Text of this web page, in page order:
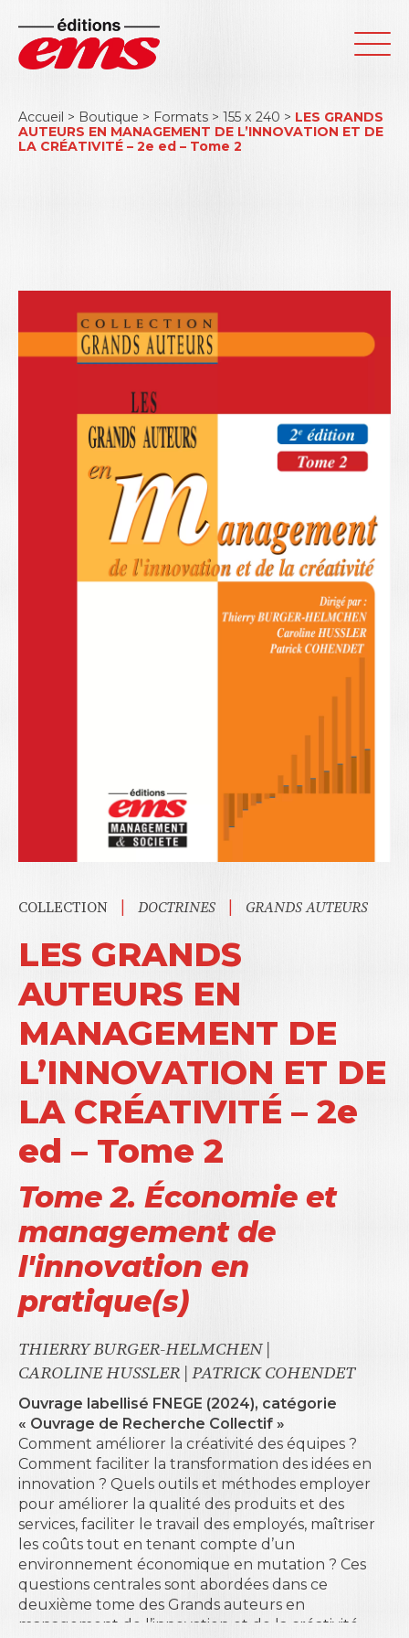
Accueil > Boutique > Formats > 155 x 240 > LES GRANDS
AUTEURS EN MANAGEMENT DE L’INNOVATION ET DE
LA CRÉATIVITÉ – 2e ed – Tome 2
COLLECTION | DOCTRINES | GRANDS AUTEURS
LES GRANDS
AUTEURS EN
MANAGEMENT DE
L’INNOVATION ET DE
LA CRÉATIVITÉ – 2e
ed – Tome 2
Tome 2. Économie et
management de
l'innovation en
pratique(s)
THIERRY BURGER-HELMCHEN |
CAROLINE HUSSLER | PATRICK COHENDET
Ouvrage labellisé FNEGE (2024), catégorie
« Ouvrage de Recherche Collectif »
Comment améliorer la créativité des équipes ?
Comment faciliter la transformation des idées en
innovation ? Quels outils et méthodes employer
pour améliorer la qualité des produits et des
services, faciliter le travail des employés, maîtriser
les coûts tout en tenant compte d’un
environnement économique en mutation ? Ces
questions centrales sont abordées dans ce
deuxième tome des Grands auteurs en
management de l’innovation et de la créativité